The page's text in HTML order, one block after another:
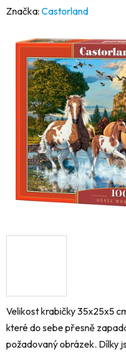
Velikost krabičky 35x25x5
které do sebe přesně
požadovaný obrázek. Dílky
hodnocení
hvězdiček.
Značka: Castorland